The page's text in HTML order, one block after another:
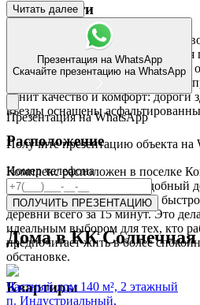
Особенности
"Солнечная долина" выделяется
концепцией: каждый дом
архитектурному проекту,
стильного пространства. Поселок
ценит качество и комфорт: дороги
въезды оснащены
Расположение
Комплекс расположен в поселке
"Дон", что обеспечивает удобный
магистралям и возможность
деревни всего за 15 минут. Это
идеальным выбором для тех, кто
предпочитает жить в более
обстановке.
Квартиры
Читать далее
Презентация на WhatsApp
Скачайте презентацию на WhatsApp
Презентация на WhatsApp
Получите презентацию объекта на
Номер телефона
ПОЛУЧИТЬ ПРЕЗЕНТАЦИЮ
Дома в КК Солнечная
Частный дом 140 м², 2 этажный
п. Индустриальный,